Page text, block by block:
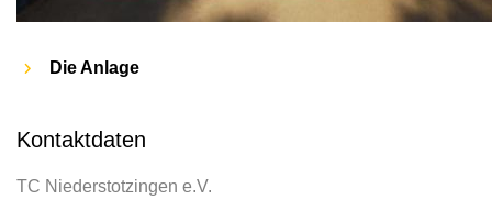
Die Anlage
Kontaktdaten
TC Niederstotzingen e.V.